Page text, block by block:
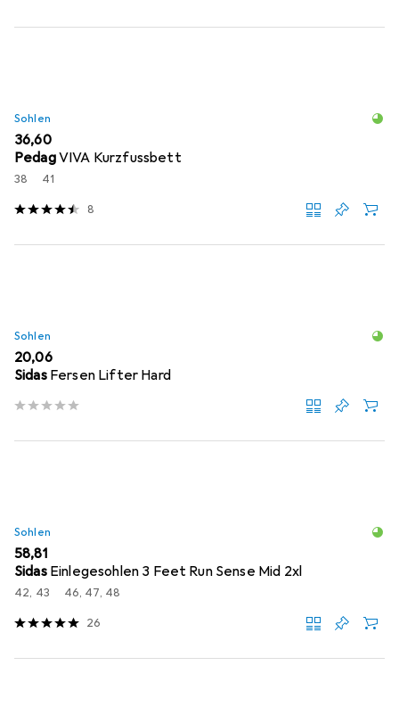
Sohlen
EUR
36,60
PedagVIVA Kurzfussbett
38 41
8
Sohlen
EUR
20,06
Sidas Fersen Lifter Hard
Sohlen
EUR
58,81
Sidas Einlegesohlen 3 Feet Run Sense Mid 2xl
42, 43 46, 47, 48
26